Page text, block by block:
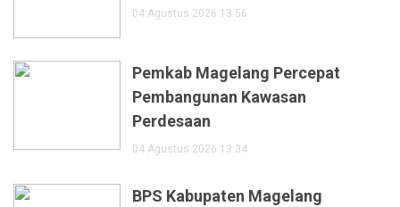
04 Agustus 2026 13:56
Pemkab Magelang Percepat
Pembangunan Kawasan
Perdesaan
04 Agustus 2026 13:34
BPS Kabupaten Magelang